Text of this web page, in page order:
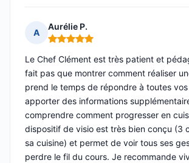
A
Aurélie P.
Note : 5 sur 5
Le Chef Clément est très patient et
fait pas que montrer comment réaliser
prend le temps de répondre à toutes
apporter des informations
comprendre comment progresser en
dispositif de visio est très bien conçu (3
sa cuisine) et permet de voir tous ses
perdre le fil du cours. Je recommande